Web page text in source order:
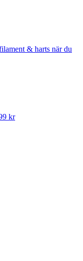
& harts när du
kr